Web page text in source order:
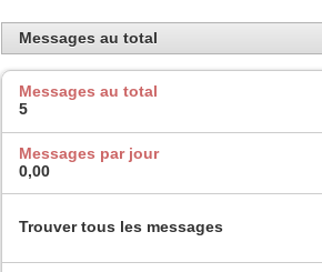
Messages au total
Messages au total
5
Messages par jour
0,00
Trouver tous les messages